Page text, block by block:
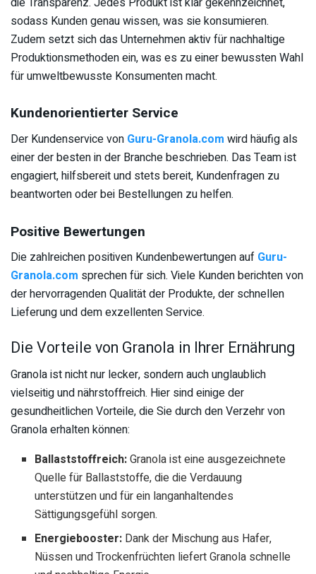
sodass Kunden genau wissen, was sie konsumieren.
Zudem setzt sich das Unternehmen aktiv für nachhaltige
Produktionsmethoden ein, was es zu einer bewussten Wahl
für umweltbewusste Konsumenten macht.
Kundenorientierter Service
Der Kundenservice von Guru-Granola.com wird häufig als
einer der besten in der Branche beschrieben. Das Team ist
engagiert, hilfsbereit und stets bereit, Kundenfragen zu
beantworten oder bei Bestellungen zu helfen.
Positive Bewertungen
Die zahlreichen positiven Kundenbewertungen auf Guru-
Granola.com sprechen für sich. Viele Kunden berichten von
der hervorragenden Qualität der Produkte, der schnellen
Lieferung und dem exzellenten Service.
Die Vorteile von Granola in Ihrer Ernährung
Granola ist nicht nur lecker, sondern auch unglaublich
vielseitig und nährstoffreich. Hier sind einige der
gesundheitlichen Vorteile, die Sie durch den Verzehr von
Granola erhalten können:
Ballaststoffreich:Granola ist eine ausgezeichnete
Quelle für Ballaststoffe, die die Verdauung
unterstützen und für ein langanhaltendes
Sättigungsgefühl sorgen.
Energiebooster: Dank der Mischung aus Hafer,
Nüssen und Trockenfrüchten liefert Granola schnelle